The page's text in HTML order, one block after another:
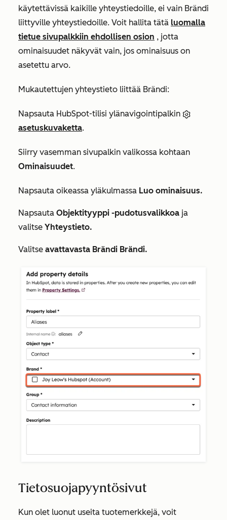
käytettävissä kaikille yhteystiedoille, ei vain Brändi
liittyville yhteystiedoille. Voit hallita tätä luomalla
tietue sivupalkkiin ehdollisen osion , jotta
ominaisuudet näkyvät vain, jos ominaisuus on
asetettu arvo.
Mukautettujen yhteystieto liittää Brändi:
Napsauta HubSpot-tilisi ylänavigointipalkin
asetuskuvaketta.
Siirry vasemman sivupalkin valikossa kohtaan
Ominaisuudet.
Napsauta oikeassa yläkulmassa Luo ominaisuus.
Napsauta Objektityyppi -pudotusvalikkoa ja
valitse Yhteystieto.
Valitse avattavasta Brändi Brändi.
Tietosuojapyyntösivut
Kun olet luonut useita tuotemerkkejä, voit